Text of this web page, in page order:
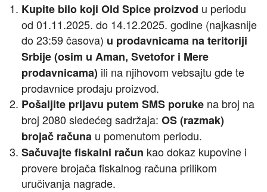
Kupite bilo koji Old Spice proizvod u periodu
od 01.11.2025. do 14.12.2025. godine (najkasnije
do 23:59 časova) u prodavnicama na teritoriji
Srbije (osim u Aman, Svetofor i Mere
prodavnicama) ili na njihovom vebsajtu gde te
prodavnice prodaju proizvod.
Pošaljite prijavu putem SMS poruke na broj na
broj 2080 sledećeg sadržaja: OS (razmak)
brojač računa u pomenutom periodu.
Sačuvajte fiskalni račun kao dokaz kupovine i
provere brojača fiskalnog računa prilikom
uručivanja nagrade.